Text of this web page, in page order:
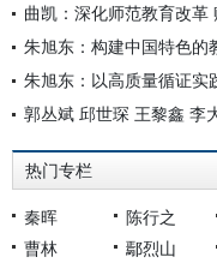
曲凯：深化师范教育改革
朱旭东：构建中国特色的
朱旭东：以高质量循证实
热门专栏
秦晖 陈行之
曹林
鄢烈山